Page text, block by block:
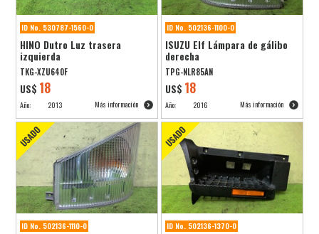
ID No. 530787-1560-0
HINO Dutro Luz trasera
izquierda
TKG-XZU640F
US$ 18
Año: 2013 Más información
ID No. 502136-1100-0
ISUZU Elf Lámpara de gálibo
derecha
TPG-NLR85AN
US$ 18
Año: 2016 Más información
ID No. 502136-1110-0 ID No. 502136-1370-0